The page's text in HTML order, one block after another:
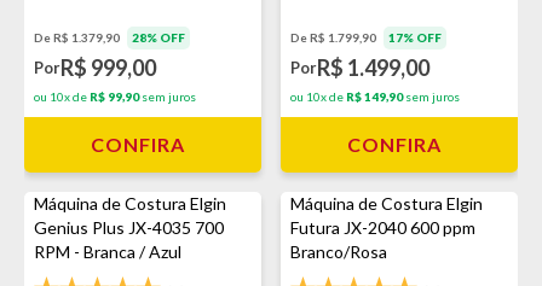
De R$ 1.379,90 28% OFF
PorR$ 999,00
ou 10x de R$ 99,90sem juros
CONFIRA
De R$ 1.799,90 17% OFF
PorR$ 1.499,00
ou 10x de R$ 149,90sem juros
CONFIRA
Máquina de Costura Elgin
Genius Plus JX-4035 700
RPM - Branca / Azul
Máquina de Costura Elgin
Futura JX-2040 600 ppm
Branco/Rosa